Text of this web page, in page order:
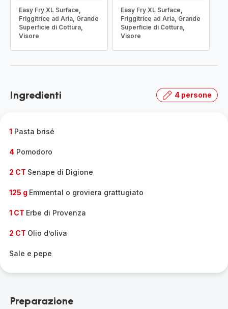
Easy Fry XL Surface,
Friggitrice ad Aria, Grande
Superficie di Cottura,
Visore
Easy Fry XL Surface,
Friggitrice ad Aria, Grande
Superficie di Cottura,
Visore
Ingredienti 4 persone
1 Pasta brisé
4 Pomodoro
2 CT Senape di Digione
125 g Emmental o groviera grattugiato
1 CT Erbe di Provenza
2 CT Olio d’oliva
Sale e pepe
Preparazione